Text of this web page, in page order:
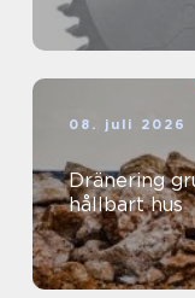
08. juli 2026
Dränering grunden för ett tryggt och
hållbart hus